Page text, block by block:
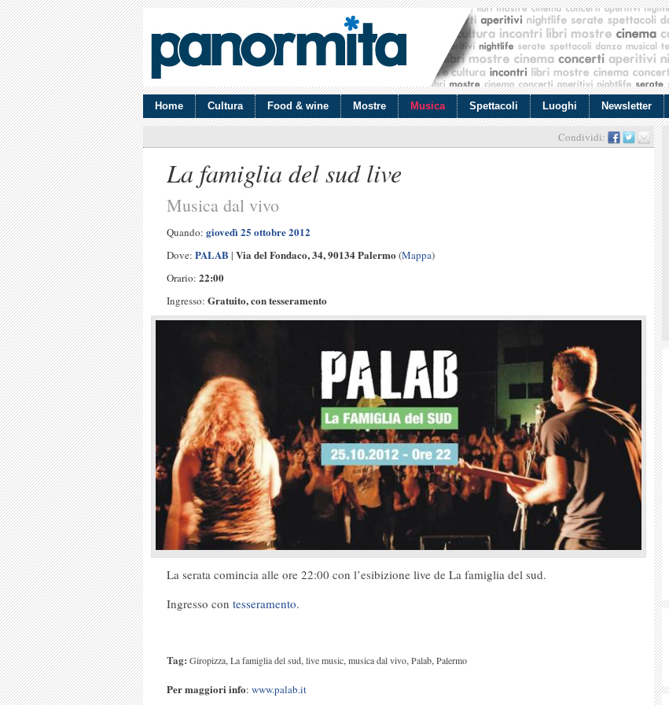
Home Cultura Food & wine Mostre Musica Spettacoli Luoghi Newsletter
Condividi:
La famiglia del sud live
Musica dal vivo
Quando: giovedì 25 ottobre 2012
Dove: PALAB | Via del Fondaco, 34, 90134 Palermo (Mappa)
Orario: 22:00
Ingresso: Gratuito, con tesseramento
La serata comincia alle ore 22:00 con l’esibizione live de La famiglia del sud.
Ingresso con tesseramento.
Tag: Giropizza,La famiglia del sud,live music,musica dal vivo,Palab,Palermo
Per maggiori info: www.palab.it